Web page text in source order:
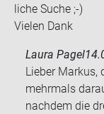
li­che Suche ;-)
Vie­len Dank
Laura Pagel
Lieber Markus,
mehrmals
nachdem die